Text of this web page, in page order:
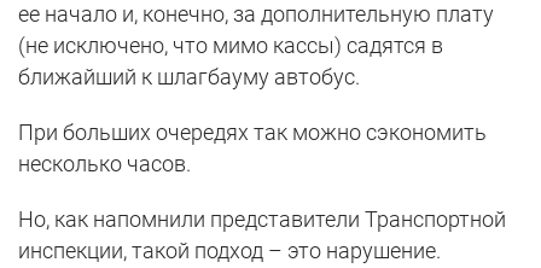
ее начало и, конечно, за дополнительную плату
(не исключено, что мимо кассы) садятся в
ближайший к шлагбауму автобус.
При больших очередях так можно сэкономить
несколько часов.
Но, как напомнили представители Транспортной
инспекции, такой подход – это нарушение.